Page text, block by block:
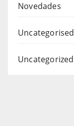
Novedades
Uncategorised
Uncategorized